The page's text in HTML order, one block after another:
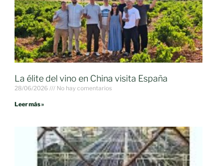
La élite del vino en China visita España
28/06/2026 No hay comentarios
Leer más »